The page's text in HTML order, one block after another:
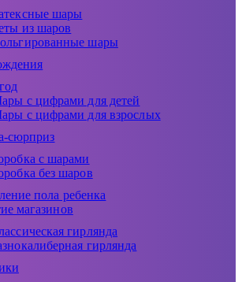
шары
из шаров
шары
с цифрами для детей
с цифрами для взрослых
сюрприз
с шарами
без шаров
пола ребенка
магазинов
гирлянда
гирлянда